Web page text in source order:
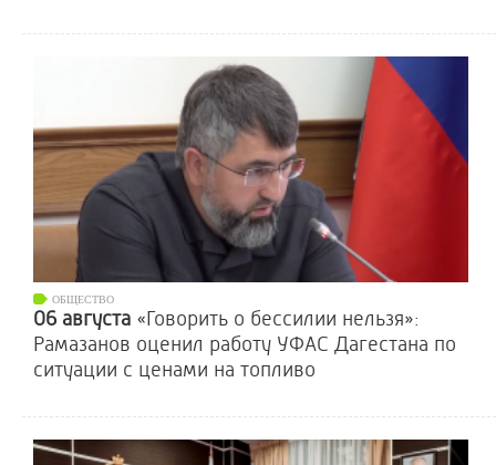
ОБЩЕСТВО
06 августа «Говорить о бессилии нельзя»:
Рамазанов оценил работу УФАС Дагестана по
ситуации с ценами на топливо